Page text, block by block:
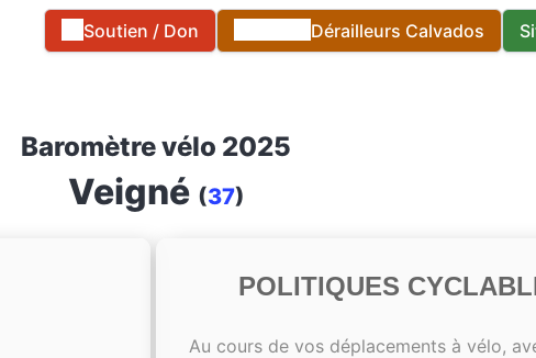
Soutien / Don Dérailleurs Calvados
Baromètre vélo 2025
Veigné (37)
POLITIQUES
Au cours de vos déplacements à vélo,